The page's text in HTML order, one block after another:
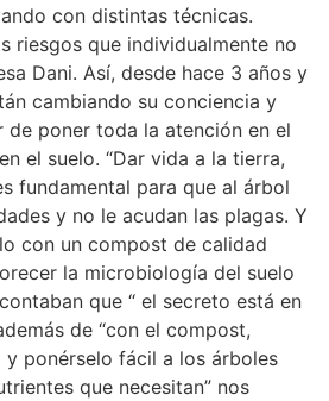
con distintas técnicas.
riesgos que individualmente no
Dani. Así, desde hace 3 años y
cambiando su conciencia y
de poner toda la atención en el
el suelo. “Dar vida a la tierra,
fundamental para que al árbol
y no le acudan las plagas. Y
con un compost de calidad
la microbiología del suelo
que “ el secreto está en
de “con el compost,
ponérselo fácil a los árboles
que necesitan” nos